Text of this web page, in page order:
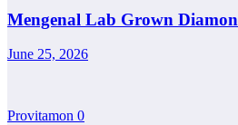
Mengenal Lab Grown
June 25, 2026
Provitamon 0